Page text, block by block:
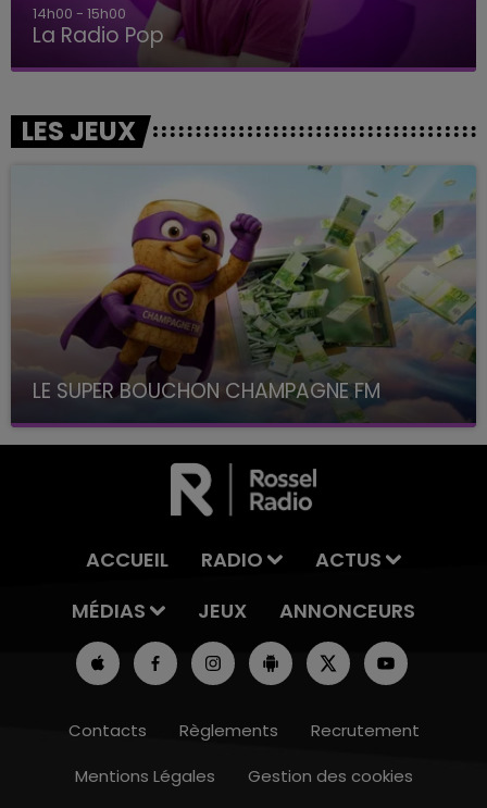
14h00 - 15h00
La Radio Pop
LES JEUX
LE SUPER BOUCHON CHAMPAGNE FM
avec La Famille Champagne FM, à 8H10
ACCUEIL RADIO
ACTUS
MÉDIAS
JEUX ANNONCEURS
Contacts Règlements
Recrutement
Mentions Légales
Gestion des cookies